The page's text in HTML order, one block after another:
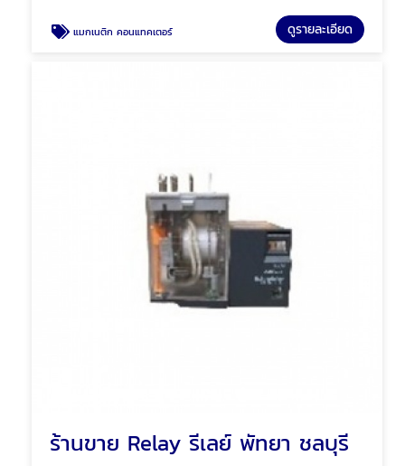
แมกเนติก คอนแทคเตอร์ ดูรายละเอียด
ร้านขาย Relay รีเลย์ พัทยา ชลบุรี